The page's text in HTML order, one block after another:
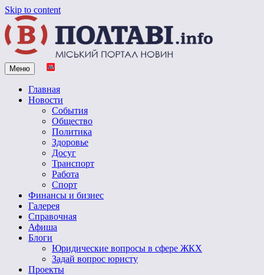
Skip to content
Vpoltave.info
Полтавский портал новостей
Меню
Главная
Новости
События
Общество
Политика
Здоровье
Досуг
Транспорт
Работа
Спорт
Финансы и бизнес
Галерея
Справочная
Афиша
Блоги
Юридические вопросы в сфере ЖКХ
Задай вопрос юристу
Проекты